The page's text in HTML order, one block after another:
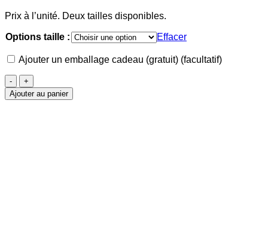
Prix à l’unité. Deux tailles disponibles.
Options taille : Effacer
Ajouter un emballage cadeau (gratuit) (facultatif)
quantité
de
Arbre
Ajouter au panier